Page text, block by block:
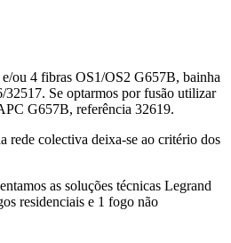
e/ou 4 fibras OS1/OS2 G657B, bainha
Se optarmos por fusão utilizar
G657B, referência 32619.
rede colectiva deixa-se ao critério dos
as soluções técnicas Legrand
residenciais e 1 fogo não